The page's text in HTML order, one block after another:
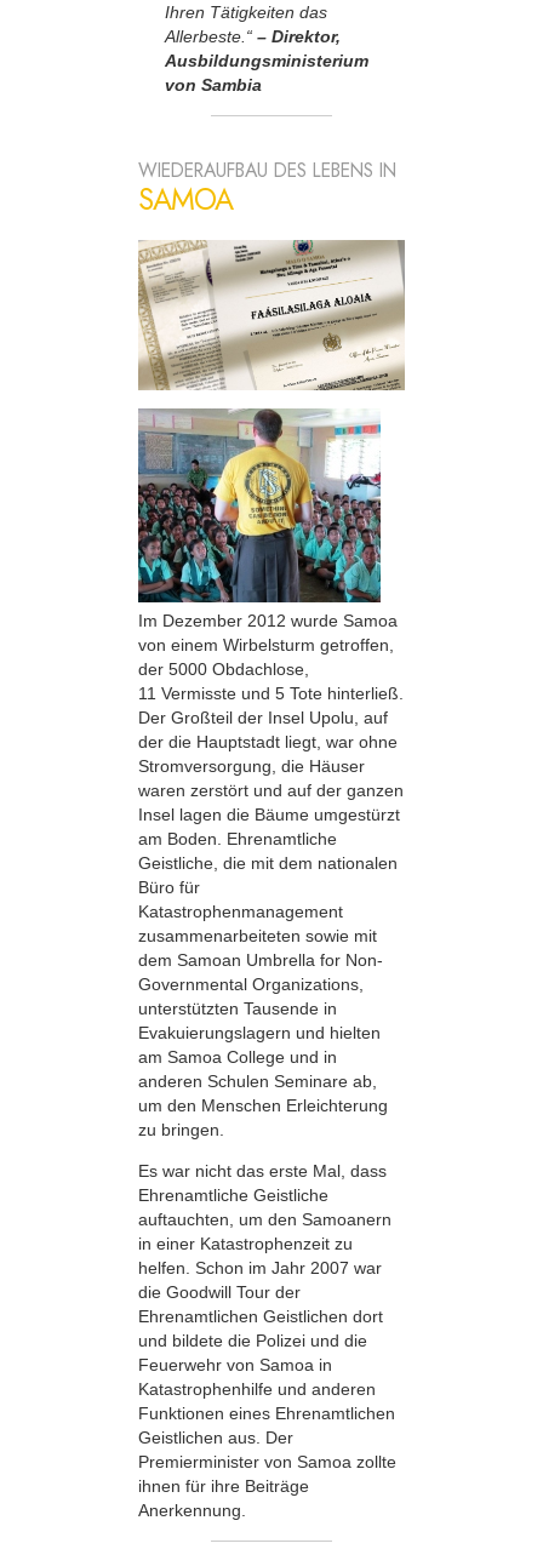
Ihren Tätigkeiten das
Allerbeste.“ – Direktor,
Ausbildungsministerium
von Sambia
WIEDERAUFBAU DES LEBENS IN
SAMOA
Im Dezember 2012 wurde Samoa
von einem Wirbelsturm getroffen,
der 5000 Obdachlose,
11 Vermisste und 5 Tote hinterließ.
Der Großteil der Insel Upolu, auf
der die Hauptstadt liegt, war ohne
Stromversorgung, die Häuser
waren zerstört und auf der ganzen
Insel lagen die Bäume umgestürzt
am Boden. Ehrenamtliche
Geistliche, die mit dem nationalen
Büro für
Katastrophenmanagement
zusammenarbeiteten sowie mit
dem Samoan Umbrella for Non-
Governmental Organizations,
unterstützten Tausende in
Evakuierungslagern und hielten
am Samoa College und in
anderen Schulen Seminare ab,
um den Menschen Erleichterung
zu bringen.
Es war nicht das erste Mal, dass
Ehrenamtliche Geistliche
auftauchten, um den Samoanern
in einer Katastrophenzeit zu
helfen. Schon im Jahr 2007 war
die Goodwill Tour der
Ehrenamtlichen Geistlichen dort
und bildete die Polizei und die
Feuerwehr von Samoa in
Katastrophenhilfe und anderen
Funktionen eines Ehrenamtlichen
Geistlichen aus. Der
Premierminister von Samoa zollte
ihnen für ihre Beiträge
Anerkennung.